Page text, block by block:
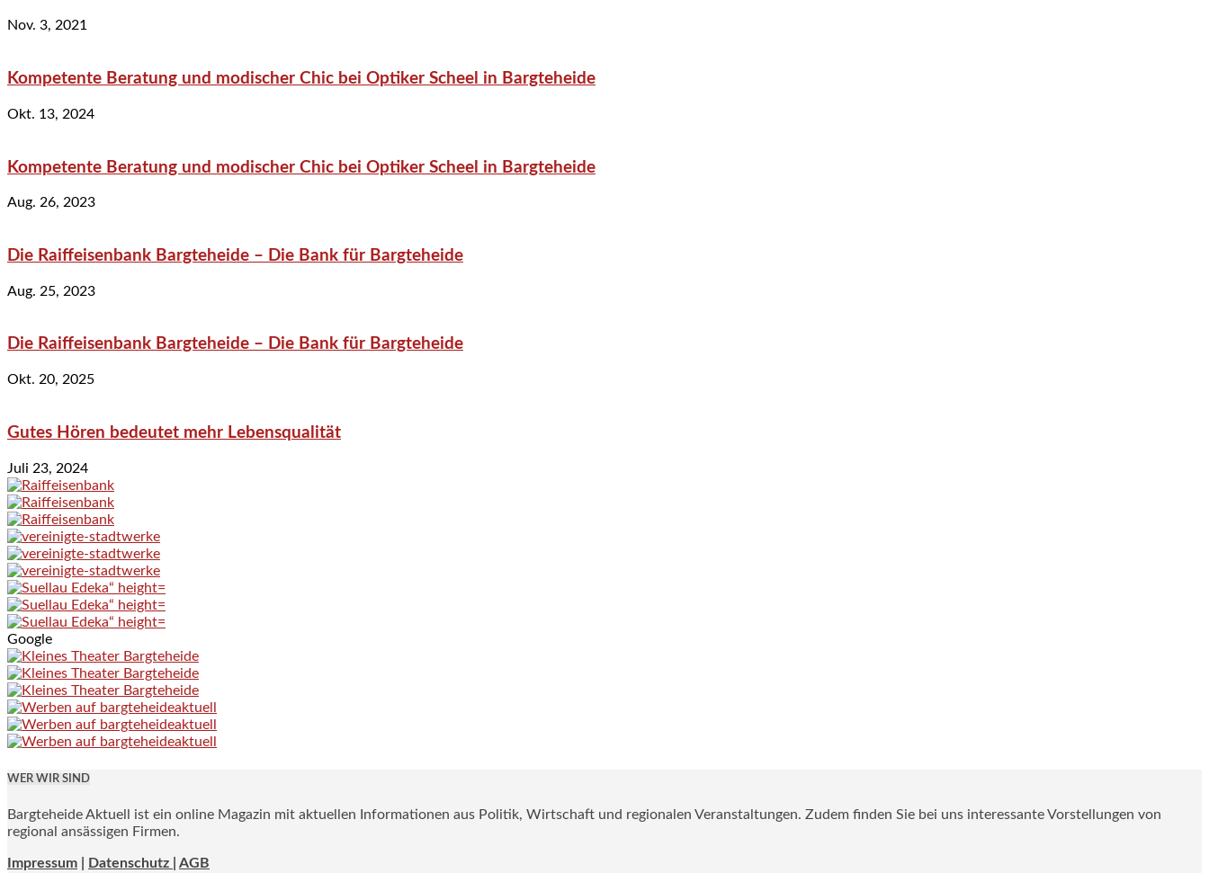
Nov. 3, 2021
Kompetente Beratung und modischer Chic bei Optiker Scheel in Bargteheide
Okt. 13, 2024
Kompetente Beratung und modischer Chic bei Optiker Scheel in Bargteheide
Aug. 26, 2023
Die Raiffeisenbank Bargteheide – Die Bank für Bargteheide
Aug. 25, 2023
Die Raiffeisenbank Bargteheide – Die Bank für Bargteheide
Okt. 20, 2025
Gutes Hören bedeutet mehr Lebensqualität
Juli 23, 2024
Google
WER WIR SIND
Bargteheide Aktuell ist ein online Magazin mit aktuellen Informationen aus Politik, Wirtschaft und regionalen Veranstaltungen. Zudem finden Sie bei uns interessante Vorstellungen von
regional ansässigen Firmen.
Impressum Datenschutz | AGB